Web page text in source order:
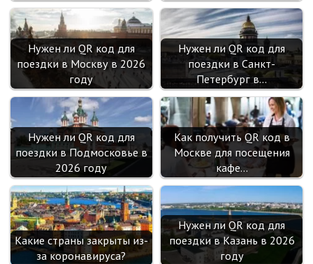
Нужен ли QR код для
поездки в Москву в 2026
году
Нужен ли QR код для
поездки в Санкт-
Петербург в…
Нужен ли QR код для
поездки в Подмосковье в
2026 году
Как получить QR код в
Москве для посещения
кафе…
Какие страны закрыты из-
за коронавируса?
Нужен ли QR код для
поездки в Казань в 2026
году